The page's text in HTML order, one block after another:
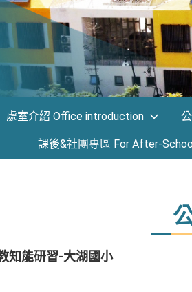
處室介紹 Office introduction
課後&社團專區 For After-
知能研習-大湖國小